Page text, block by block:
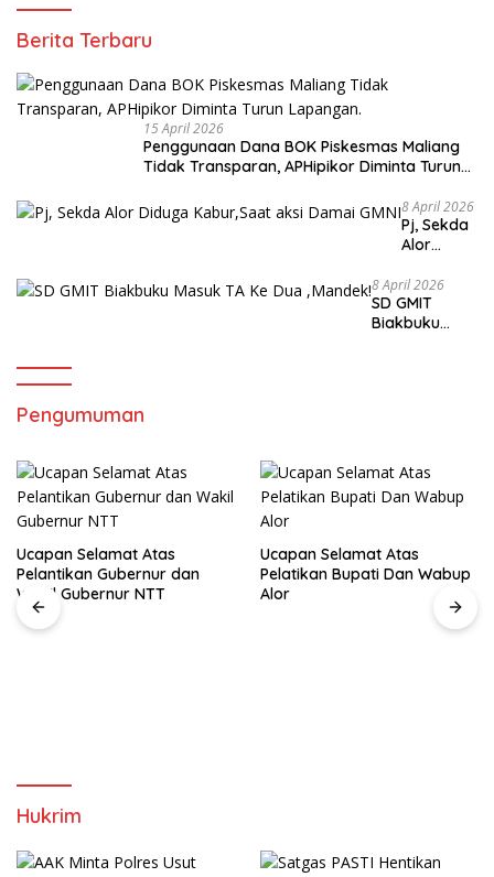
Berita Terbaru
15 April 2026
Penggunaan Dana BOK Piskesmas Maliang
Tidak Transparan, APHipikor Diminta Turun
8 April 2026
Pj, Sekda
Alor
Kabur,Sa
at aksi
Damai
8 April 2026
SD GMIT
Biakbuku
Pengumuman
Ucapan Selamat Atas
Pelantikan Gubernur dan
Wakil Gubernur NTT
Ucapan Selamat Atas
Pelatikan Bupati Dan Wabup
Alor
Hukrim